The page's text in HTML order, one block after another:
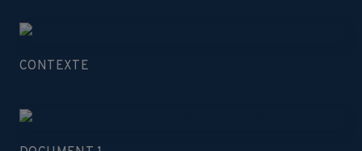
CONTEXTE